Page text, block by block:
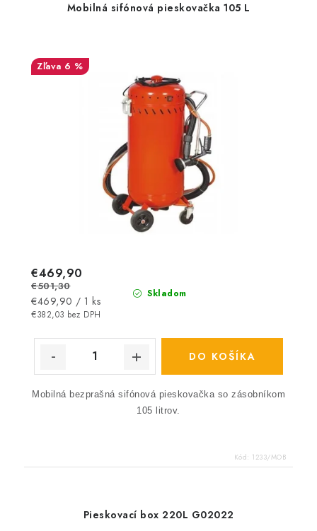
Mobilná sifónová pieskovačka 105 L
6 %
Skladom
€382,03 bez DPH
€469,90
€501,30
Jednotková
cena:
€469,90 / 1 ks
DO KOŠÍKA
Mobilná bezprašná sifónová pieskovačka so zásobníkom
105 litrov.
Kód: 1233/MOB
Pieskovací box 220L G02022